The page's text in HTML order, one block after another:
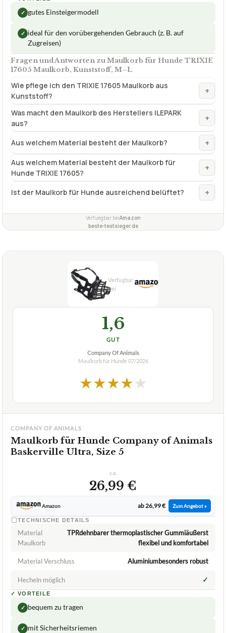
✓ gutes Einsteigermodell
✓ ideal für den vorübergehenden Gebrauch (z. B. auf
Zugreisen)
Fragen und Antworten zu Maulkorb für Hunde TRIXIE
17605 Maulkorb, Kunststoff, M–L
Wie pflege ich den TRIXIE 17605 Maulkorb aus
Kunststoff?
+
Was macht den Maulkorb des Herstellers ILEPARK
aus?
+
Aus welchem Material besteht der Maulkorb? +
Aus welchem Material besteht der Maulkorb für
Hunde TRIXIE 17605?
+
Ist der Maulkorb für Hunde ausreichend belüftet? +
Verfuegbar beiAmazon
beste-testsieger.de
1,6
GUT
Company Of Animals
Maulkorb für Hunde 07/2026
★★★★★
COMPANY OF ANIMALS
Maulkorb für Hunde Company of Animals
Baskerville Ultra, Size 5
ca.
26,99 €
Amazon ab 26,99 € Zum Angebot »
TECHNISCHE DETAILS
Material
Maulkorb
TPRdehnbarer thermoplastischer Gummiäußerst
flexibel und komfortabel
Material Verschluss Aluminiumbesonders robust
Hecheln möglich ✓
✓ VORTEILE
✓ bequem zu tragen
✓ mit Sicherheitsriemen